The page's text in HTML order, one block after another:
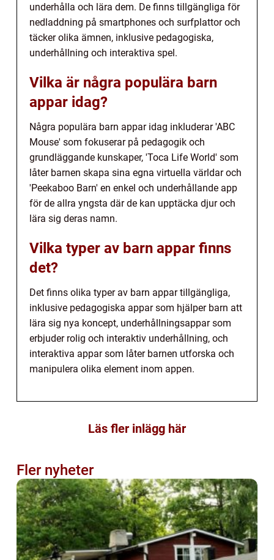
underhålla och lära dem. De finns tillgängliga för
nedladdning på smartphones och surfplattor och
täcker olika ämnen, inklusive pedagogiska,
underhållning och interaktiva spel.
Vilka är några populära barn
appar idag?
Några populära barn appar idag inkluderar 'ABC
Mouse' som fokuserar på pedagogik och
grundläggande kunskaper, 'Toca Life World' som
låter barnen skapa sina egna virtuella världar och
'Peekaboo Barn' en enkel och underhållande app
för de allra yngsta där de kan upptäcka djur och
lära sig deras namn.
Vilka typer av barn appar finns
det?
Det finns olika typer av barn appar tillgängliga,
inklusive pedagogiska appar som hjälper barn att
lära sig nya koncept, underhållningsappar som
erbjuder rolig och interaktiv underhållning, och
interaktiva appar som låter barnen utforska och
manipulera olika element inom appen.
Läs fler inlägg här
Fler nyheter